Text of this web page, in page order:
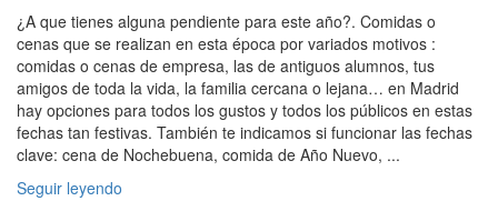
¿A que tienes alguna pendiente para este año?. Comidas o
cenas que se realizan en esta época por variados motivos :
comidas o cenas de empresa, las de antiguos alumnos, tus
amigos de toda la vida, la familia cercana o lejana… en Madrid
hay opciones para todos los gustos y todos los públicos en estas
fechas tan festivas. También te indicamos si funcionar las fechas
clave: cena de Nochebuena, comida de Año Nuevo, ...
Seguir leyendo